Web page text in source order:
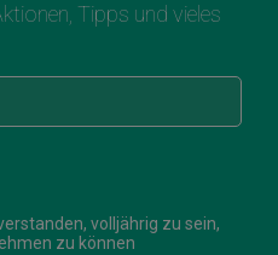
Tipps und vieles
volljährig zu sein,
zu können